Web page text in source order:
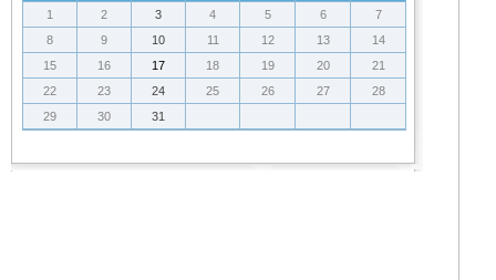
1 2 3 4 5 6
7
8
9 10 11 12 13
14
15
16 17 18 19 20
21
22
23 24 25 26 27
28
29
30 31